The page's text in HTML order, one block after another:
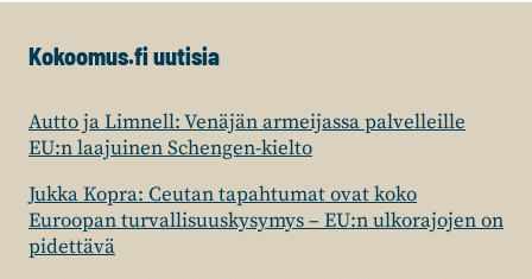
Kokoomus.fi uutisia
Autto ja Limnell: Venäjän armeijassa palvelleille
EU:n laajuinen Schengen-kielto
Jukka Kopra: Ceutan tapahtumat ovat koko
Euroopan turvallisuuskysymys – EU:n ulkorajojen on
pidettävä